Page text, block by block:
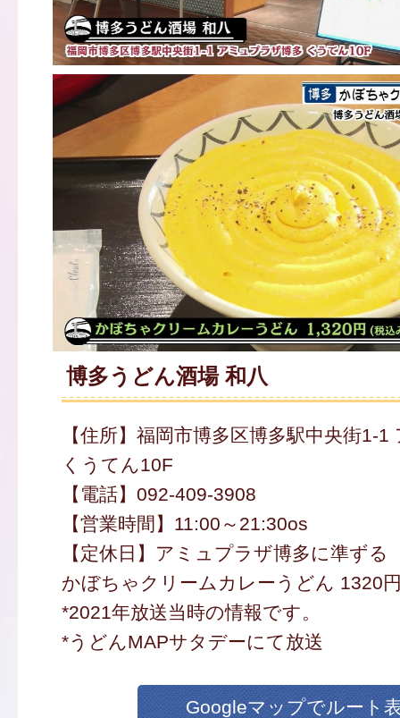
博多うどん酒場 和八
【住所】福岡市博多区博多駅中央街1-
くうてん10F
【電話】092-409-3908
【営業時間】11:00～21:30os
【定休日】アミュプラザ博多に準ずる
かぼちゃクリームカレーうどん 1320
*2021年放送当時の情報です。
*うどんMAPサタデーにて放送
Googleマップでルート